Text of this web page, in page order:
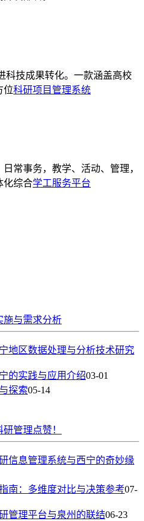
科技成果转化。一款涵盖高校
位科研项目管理系统
常事务，教学、活动、管理，
化综合学工服务平台
施与需求分析
地区数据处理与分析技术研究
的实践与应用介绍03-01
探索05-14
管理点赞！
信息管理系统与西宁的奇妙缘
南：多维度对比与决策参考07-
管理平台与泉州的联结06-23